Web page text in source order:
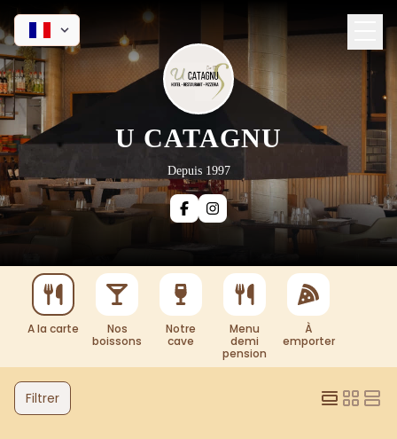
U CATAGNU
Depuis 1997
A la carte
Nos
boissons
Notre
cave
Menu
demi
pension
À
emporter
Filtrer